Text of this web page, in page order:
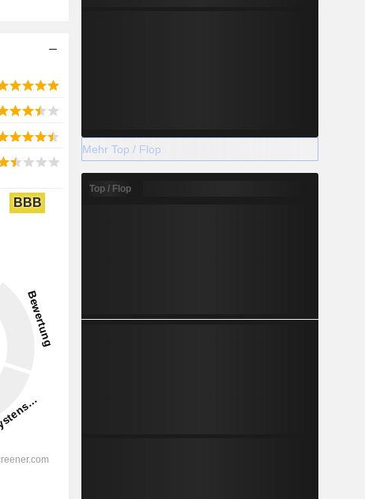
BBB
Mehr Top / Flop
Top / Flop